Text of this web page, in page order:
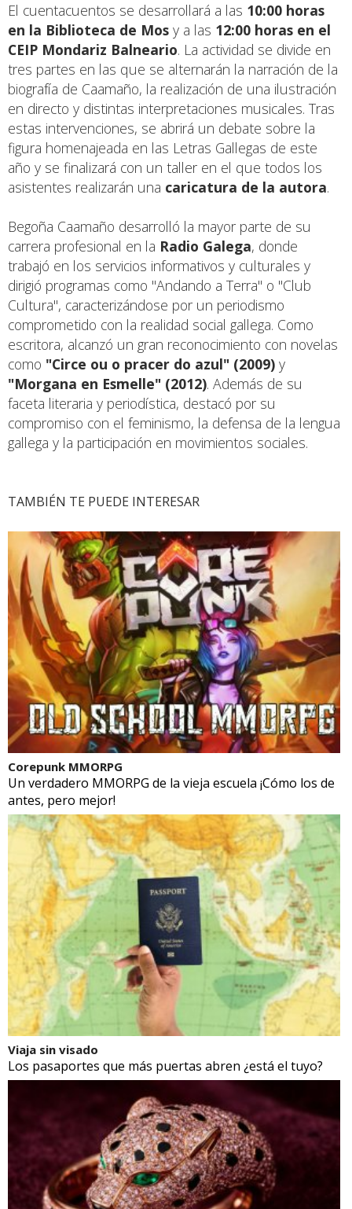
El cuentacuentos se desarrollará a las 10:00 horas
en la Biblioteca de Mos y a las 12:00 horas en el
CEIP Mondariz Balneario. La actividad se divide en
tres partes en las que se alternarán la narración de la
biografía de Caamaño, la realización de una ilustración
en directo y distintas interpretaciones musicales. Tras
estas intervenciones, se abrirá un debate sobre la
figura homenajeada en las Letras Gallegas de este
año y se finalizará con un taller en el que todos los
asistentes realizarán una caricatura de la autora.
Begoña Caamaño desarrolló la mayor parte de su
carrera profesional en la Radio Galega, donde
trabajó en los servicios informativos y culturales y
dirigió programas como "Andando a Terra" o "Club
Cultura", caracterizándose por un periodismo
comprometido con la realidad social gallega. Como
escritora, alcanzó un gran reconocimiento con novelas
como "Circe ou o pracer do azul" (2009) y
"Morgana en Esmelle" (2012). Además de su
faceta literaria y periodística, destacó por su
compromiso con el feminismo, la defensa de la lengua
gallega y la participación en movimientos sociales.
TAMBIÉN TE PUEDE INTERESAR
Corepunk MMORPG
Un verdadero MMORPG de la vieja escuela ¡Cómo los de
antes, pero mejor!
Viaja sin visado
Los pasaportes que más puertas abren ¿está el tuyo?